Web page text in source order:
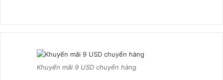
Khuyến mãi 9 USD chuyển hàng